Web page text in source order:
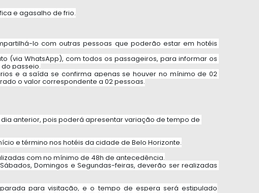
e agasalho de frio.
lo com outras pessoas que poderão estar em hotéis
(via WhatsApp), com todos os passageiros, para informar os
passeio.
e a saída se confirma apenas se houver no mínimo de 02
o valor correspondente a 02 pessoas.
anterior, pois poderá apresentar variação de tempo de
e término nos hotéis da cidade de Belo Horizonte.
com no mínimo de 48h de antecedência.
Domingos e Segundas-feiras, deverão ser realizadas
para visitação, e o tempo de espera será estipulado